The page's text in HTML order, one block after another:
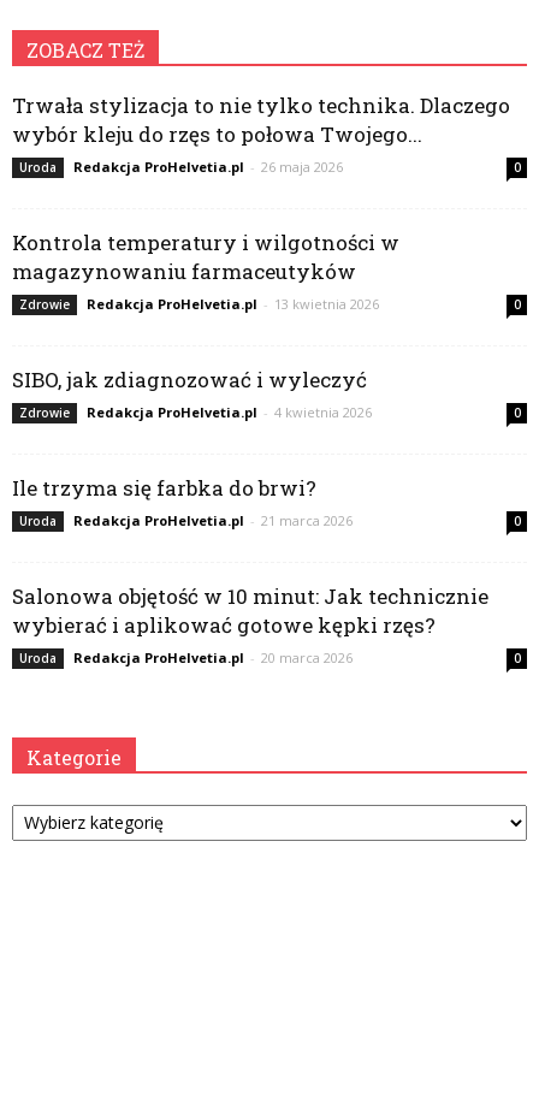
ZOBACZ TEŻ
Trwała stylizacja to nie tylko technika. Dlaczego
wybór kleju do rzęs to połowa Twojego...
Uroda Redakcja ProHelvetia.pl - 26 maja 2026 0
Kontrola temperatury i wilgotności w
magazynowaniu farmaceutyków
Zdrowie Redakcja ProHelvetia.pl - 13 kwietnia 2026 0
SIBO, jak zdiagnozować i wyleczyć
Zdrowie Redakcja ProHelvetia.pl - 4 kwietnia 2026 0
Ile trzyma się farbka do brwi?
Uroda Redakcja ProHelvetia.pl - 21 marca 2026 0
Salonowa objętość w 10 minut: Jak technicznie
wybierać i aplikować gotowe kępki rzęs?
Uroda Redakcja ProHelvetia.pl - 20 marca 2026 0
Kategorie
Kategorie